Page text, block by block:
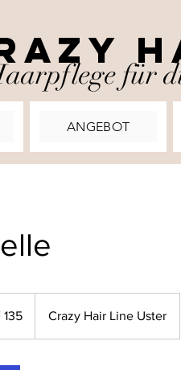
für
ANGEBOT
135 Crazy Hair Line Uster